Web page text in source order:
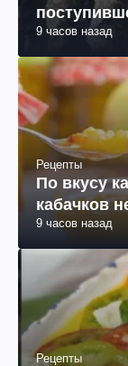
юриста
9 часов назад
Рецепты
По вкусу
кабачков
9 часов назад
Рецепты